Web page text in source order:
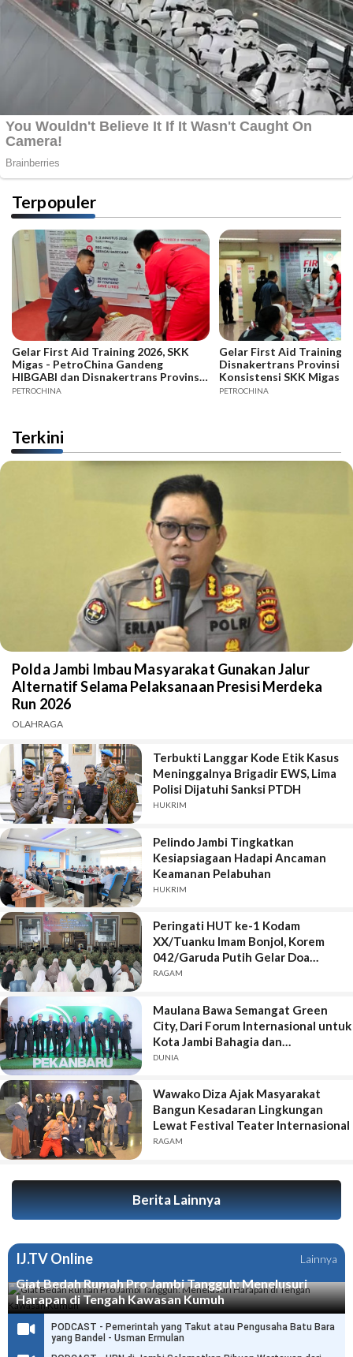
Terpopuler
Gelar First Aid Training 2026, SKK
Migas - PetroChina Gandeng
HIBGABI dan Disnakertrans Provinsi
Jambi
PETROCHINA
Gelar First Aid Training
Disnakertrans Provinsi
Konsistensi SKK Migas -
PETROCHINA
Terkini
Polda Jambi Imbau Masyarakat Gunakan Jalur
Alternatif Selama Pelaksanaan Presisi Merdeka
Run 2026
OLAHRAGA
Terbukti Langgar Kode Etik Kasus
Meninggalnya Brigadir EWS, Lima
Polisi Dijatuhi Sanksi PTDH
HUKRIM
Pelindo Jambi Tingkatkan
Kesiapsiagaan Hadapi Ancaman
Keamanan Pelabuhan
HUKRIM
Peringati HUT ke-1 Kodam
XX/Tuanku Imam Bonjol, Korem
042/Garuda Putih Gelar Doa
Bersama
RAGAM
Maulana Bawa Semangat Green
City, Dari Forum Internasional untuk
Kota Jambi Bahagia dan
Berkelanjutan
DUNIA
Wawako Diza Ajak Masyarakat
Bangun Kesadaran Lingkungan
Lewat Festival Teater Internasional
RAGAM
Berita Lainnya
IJ.TV Online Lainnya
Giat Bedah Rumah Pro Jambi Tangguh: Menelusuri
Harapan di Tengah Kawasan Kumuh
PODCAST - Pemerintah yang Takut atau Pengusaha Batu Bara
yang Bandel - Usman Ermulan